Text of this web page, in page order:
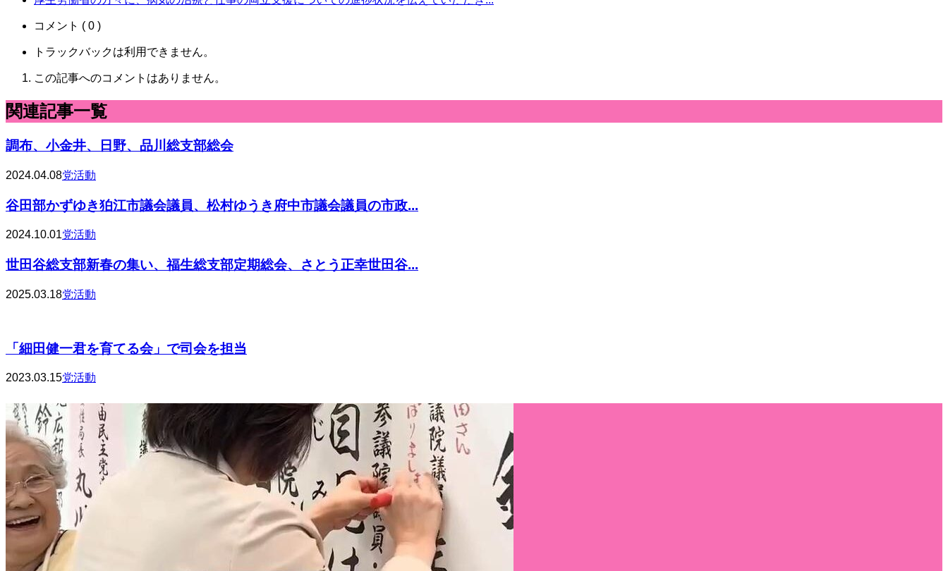
コメント ( 0 )
トラックバックは利用できません。
この記事へのコメントはありません。
関連記事一覧
調布、小金井、日野、品川総支部総会
2024.04.08党活動
谷田部かずゆき狛江市議会議員、松村ゆうき府中市議会議員の市政...
2024.10.01党活動
世田谷総支部新春の集い、福生総支部定期総会、さとう正幸世田谷...
2025.03.18党活動
「細田健一君を育てる会」で司会を担当
2023.03.15党活動